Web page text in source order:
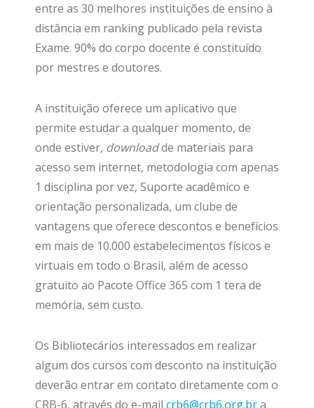
entre as 30 melhores instituições de ensino à
distância em ranking publicado pela revista
Exame. 90% do corpo docente é constituído
por mestres e doutores.
A instituição oferece um aplicativo que
permite estudar a qualquer momento, de
onde estiver, downloadde materiais para
acesso sem internet, metodologia com apenas
1 disciplina por vez, Suporte acadêmico e
orientação personalizada, um clube de
vantagens que oferece descontos e benefícios
em mais de 10.000 estabelecimentos físicos e
virtuais em todo o Brasil, além de acesso
gratuito ao Pacote Office 365 com 1 tera de
memória, sem custo.
Os Bibliotecários interessados em realizar
algum dos cursos com desconto na instituição
deverão entrar em contato diretamente com o
CRB-6, através do e-mail crb6@crb6.org.bra